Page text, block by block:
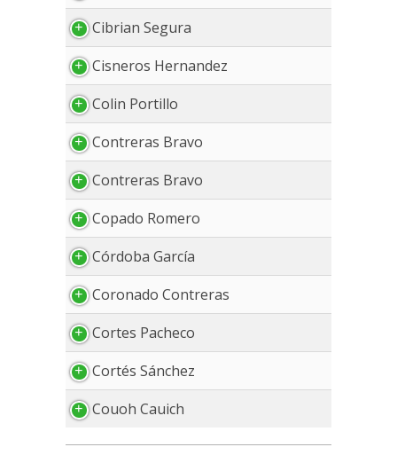
Cibrian Segura
Cisneros Hernandez
Colin Portillo
Contreras Bravo
Contreras Bravo
Copado Romero
Córdoba García
Coronado Contreras
Cortes Pacheco
Cortés Sánchez
Couoh Cauich